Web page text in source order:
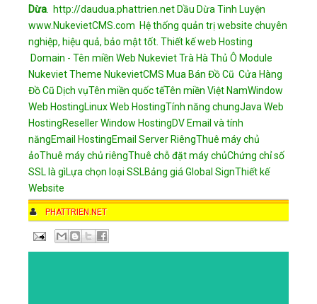
Dừa
http://daudua.phattrien.net Dầu Dừa Tinh Luyện
www.NukevietCMS.com Hệ thống quản trị website chuyên
nghiệp, hiệu quả, bảo mật tốt. Thiết kế web Hosting
Domain - Tên miền Web NukevietTrà Hà Thủ Ô Module
NukevietTheme NukevietCMS Mua Bán Đồ Cũ Cửa Hàng
Đồ Cũ Dịch vụTên miền quốc tếTên miền Việt NamWindow
Web HostingLinux Web HostingTính năng chungJava Web
HostingReseller Window HostingDV Email và tính
năngEmail HostingEmail Server RiêngThuê máy chủ
ảoThuê máy chủ riêngThuê chỗ đặt máy chủChứng chỉ số
SSL là gìLựa chọn loại SSLBảng giá Global SignThiết kế
Website
AUTHOR
PHATTRIEN.NET
DATE
2:36 PM